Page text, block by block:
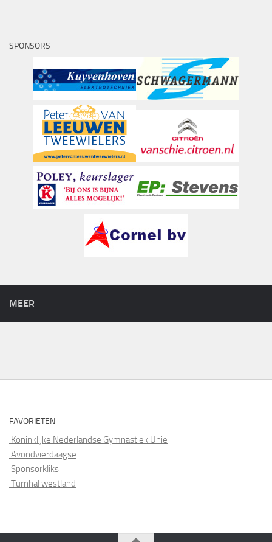
SPONSORS
MEER
FAVORIETEN
Koninklijke Nederlandse Gymnastiek Unie
Avondvierdaagse
Sponsorkliks
Turnhal westland